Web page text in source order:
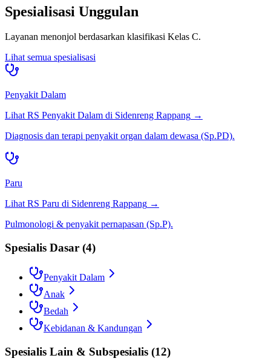
Spesialisasi Unggulan
Layanan menonjol berdasarkan klasifikasi Kelas C.
Lihat semua spesialisasi
Penyakit Dalam
Lihat RS Penyakit Dalam di Sidenreng Rappang →
Diagnosis dan terapi penyakit organ dalam dewasa (Sp.PD).
Paru
Lihat RS Paru di Sidenreng Rappang →
Pulmonologi & penyakit pernapasan (Sp.P).
Spesialis Dasar (4)
Penyakit Dalam
Anak
Bedah
Kebidanan & Kandungan
Spesialis Lain & Subspesialis (12)